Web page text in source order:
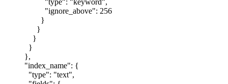
"ignore_above": 256
}
}
}
}
},
"index_name": {
"type": "text",